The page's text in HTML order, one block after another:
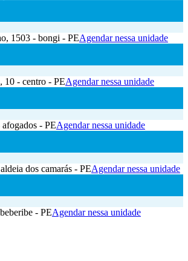
1503 - bongi - PEAgendar nessa unidade
10 - centro - PEAgendar nessa unidade
- PEAgendar nessa unidade
dos camarás - PEAgendar nessa unidade
- PEAgendar nessa unidade